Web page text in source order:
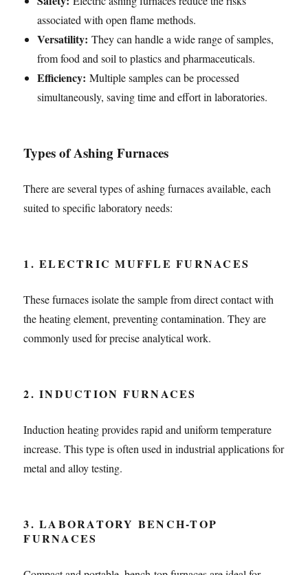
associated with open flame methods.
Versatility: They can handle a wide range of samples,
from food and soil to plastics and pharmaceuticals.
Efficiency: Multiple samples can be processed
simultaneously, saving time and effort in laboratories.
Types of Ashing Furnaces
There are several types of ashing furnaces available, each
suited to specific laboratory needs:
1. ELECTRIC MUFFLE FURNACES
These furnaces isolate the sample from direct contact with
the heating element, preventing contamination. They are
commonly used for precise analytical work.
2. INDUCTION FURNACES
Induction heating provides rapid and uniform temperature
increase. This type is often used in industrial applications for
metal and alloy testing.
3. LABORATORY BENCH-TOP
FURNACES